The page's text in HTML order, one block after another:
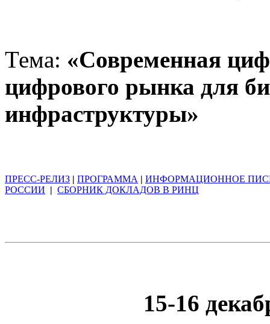
Тема: «Современная
цифрового рынка для
инфраструктуры»
ПРЕСС-РЕЛИЗ | ПРОГРАММА | ИНФОРМАЦИОННОЕ
РОССИИ | СБОРНИК ДОКЛАДОВ В РИНЦ
15-16